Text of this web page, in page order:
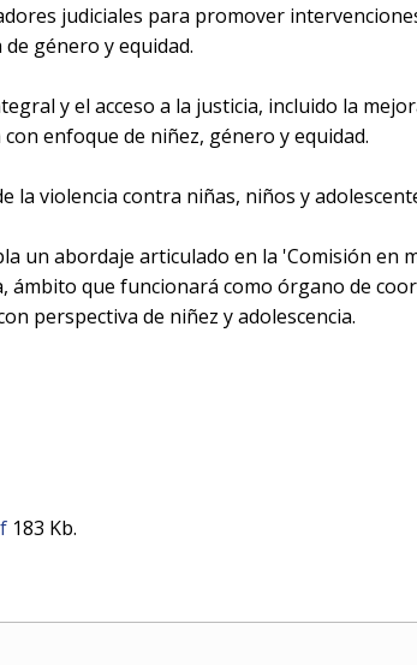
judiciales para promover
género y equidad.
y el acceso a la justicia, incluido la
enfoque de niñez, género y equidad.
violencia contra niñas, niños y
un abordaje articulado en la 'Comisión en
ámbito que funcionará como órgano de
perspectiva de niñez y adolescencia.
183 Kb.